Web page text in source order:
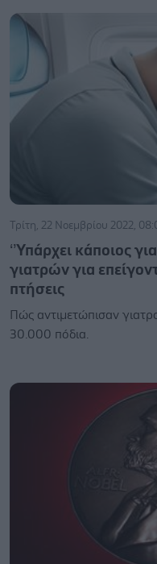
Τρίτη, 22 Νοεμβρίου 2022,
‘’Υπάρχει κάποιος
γιατρών για
πτήσεις
Πώς αντιμετώπισαν
30.000 πόδια.